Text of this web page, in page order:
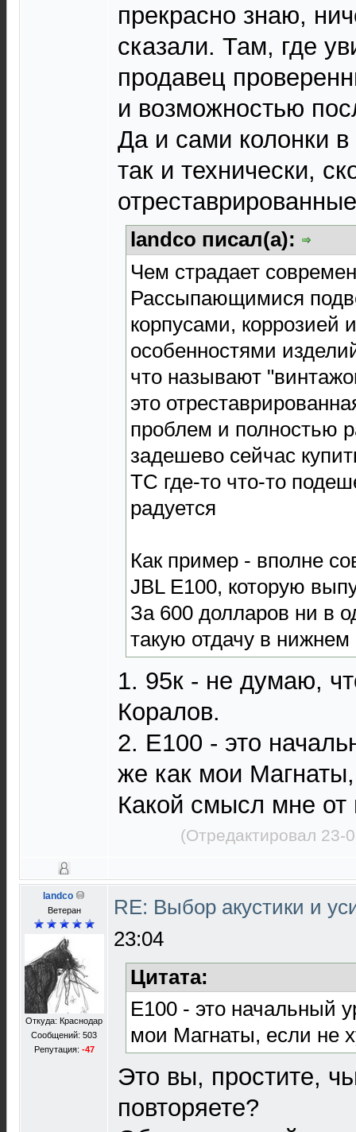
прекрасно знаю,
сказали. Там, где
продавец
и возможностью
Да и сами колонки
так и технически,
landco писал(а):
Чем страдает
Рассыпающимися
корпусами, коррозией
особенностями
что называют
это
проблем и полностью
задешево сейчас
ТС где-то что-то
радуется
Как пример - вполне
JBL E100, которую
За 600 долларов ни в
такую отдачу в нижнем
1. 95к - не думаю,
Коралов.
2. Е100 - это
же как мои
Какой смысл мне от
(Отредактировал 23-
landco
Ветеран
Откуда: Краснодар
Сообщений: 503
Репутация: -47
RE: Выбор акустики и
23:04
Цитата:
Е100 - это начальный
мои Магнаты, если не
Это вы, простите,
повторяете?